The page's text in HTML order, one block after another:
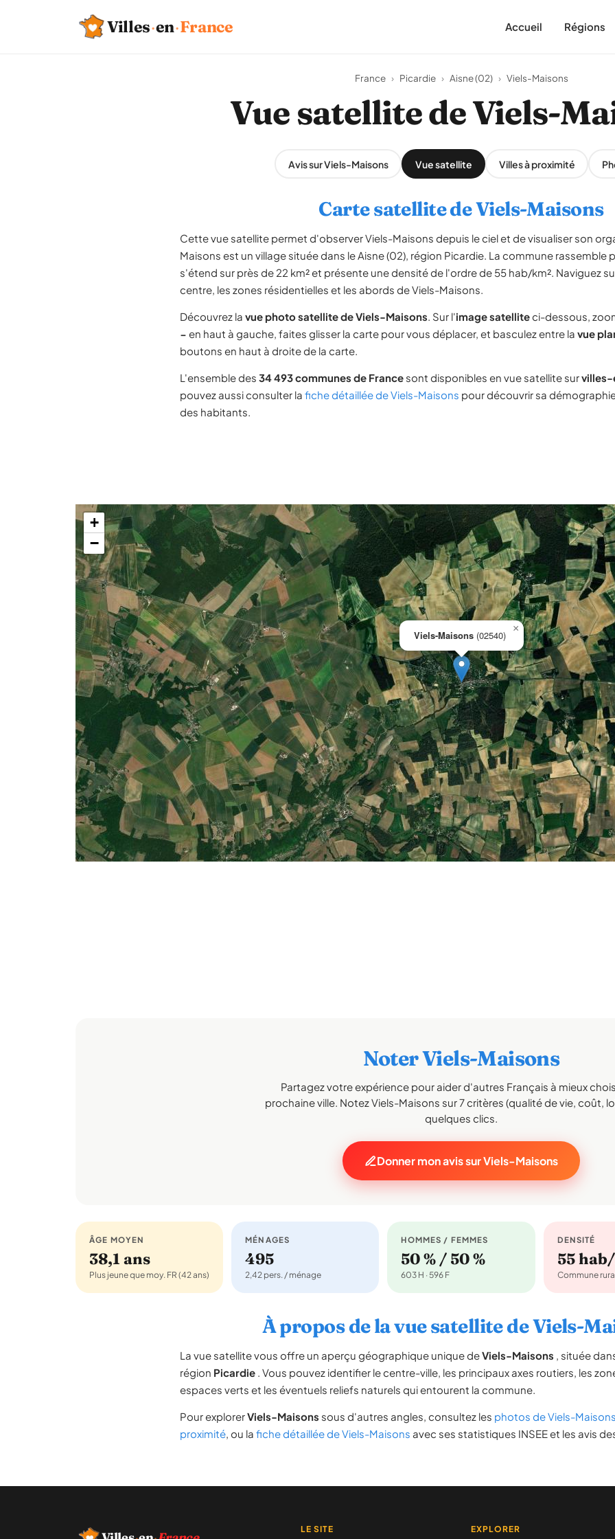
Villes·en·France Accueil Régions
France › Picardie › Aisne (02) › Viels-Maisons
Vue satellite de Viels-
Avis sur Viels-Maisons Vue satellite Villes à proximité
Carte satellite de Viels-Maisons
Cette vue satellite permet d'observer Viels-Maisons depuis le ciel et de visualiser son
Maisons est un village située dans le Aisne (02), région Picardie. La commune rassemble
s'étend sur près de 22 km² et présente une densité de l'ordre de 55 hab/km². Naviguez
centre, les zones résidentielles et les abords de Viels-Maisons.
Découvrez la vue photo satellite de Viels-Maisons. Sur l'image satelliteci-dessous,
− en haut à gauche, faites glisser la carte pour vous déplacer, et basculez entre la vue
boutons en haut à droite de la carte.
L'ensemble des 34 493 communes de France sont disponibles en vue satellite sur
pouvez aussi consulter la fiche détaillée de Viels-Maisons pour découvrir sa
des habitants.
Viels-Maisons (02540)
×
+
−
Noter Viels-Maisons
Partagez votre expérience pour aider d'autres Français à mieux
prochaine ville. Notez Viels-Maisons sur 7 critères (qualité de vie, coût,
quelques clics.
Donner mon avis sur Viels-Maisons
ÂGE MOYEN
38,1 ans
Plus jeune que moy. FR (42 ans)
MÉNAGES
495
2,42 pers. / ménage
HOMMES / FEMMES
50 % / 50 %
603 H · 596 F
DENSITÉ
55
Commune
À propos de la vue satellite de Viels-
La vue satellite vous offre un aperçu géographique unique deViels-Maisons , située
région Picardie . Vous pouvez identifier le centre-ville, les principaux axes routiers, les
espaces verts et les éventuels reliefs naturels qui entourent la commune.
Pour explorerViels-Maisons sous d'autres angles, consultez les photos de Viels-Maisons
proximité, ou la fiche détaillée de Viels-Maisons avec ses statistiques INSEE et les avis
LE SITE EXPLORER